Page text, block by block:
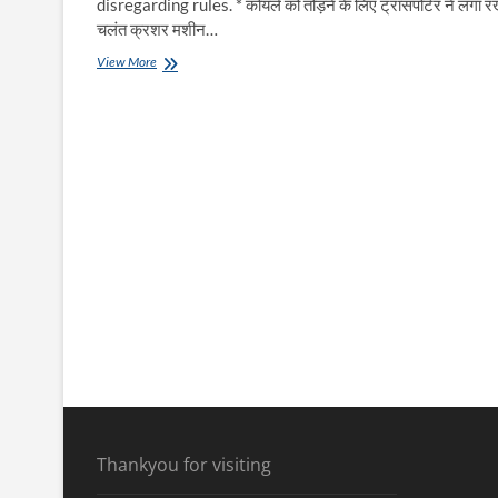
disregarding rules. * कोयले को तोड़ने के लिए ट्रांसपोर्टर ने लगा
चलंत क्रशर मशीन…
View MoreBokaro
Thankyou for visiting